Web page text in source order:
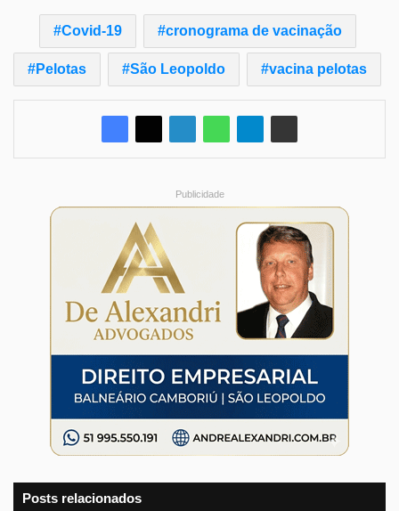
Covid-19 cronograma de vacinação
Pelotas São Leopoldo vacina pelotas
Publicidade
Posts relacionados